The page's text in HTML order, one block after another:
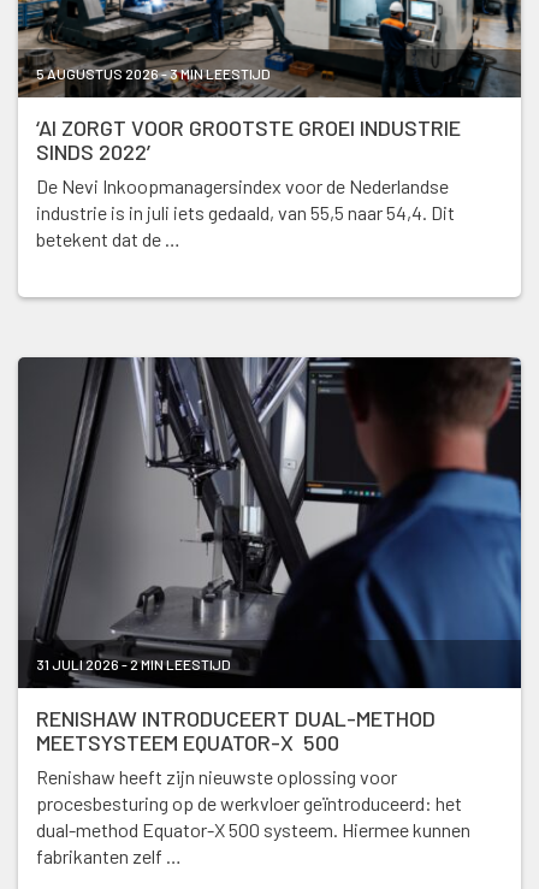
5 AUGUSTUS 2026 - 3 MIN LEESTIJD
‘AI ZORGT VOOR GROOTSTE GROEI INDUSTRIE
SINDS 2022’
De Nevi Inkoopmanagersindex voor de Nederlandse
industrie is in juli iets gedaald, van 55,5 naar 54,4. Dit
betekent dat de …
31 JULI 2026 - 2 MIN LEESTIJD
RENISHAW INTRODUCEERT DUAL-METHOD
MEETSYSTEEM EQUATOR-X 500
Renishaw heeft zijn nieuwste oplossing voor
procesbesturing op de werkvloer geïntroduceerd: het
dual-method Equator-X 500 systeem. Hiermee kunnen
fabrikanten zelf …